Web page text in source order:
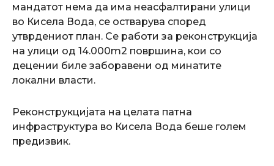
мандатот нема да има неасфалтирани улици
во Кисела Вода, се остварува според
утврдениот план. Се работи за реконструкција
на улици од 14.000m2 површина, кои со
децении биле заборавени од минатите
локални власти.
Реконструкцијата на целата патна
инфраструктура во Кисела Вода беше голем
предизвик.